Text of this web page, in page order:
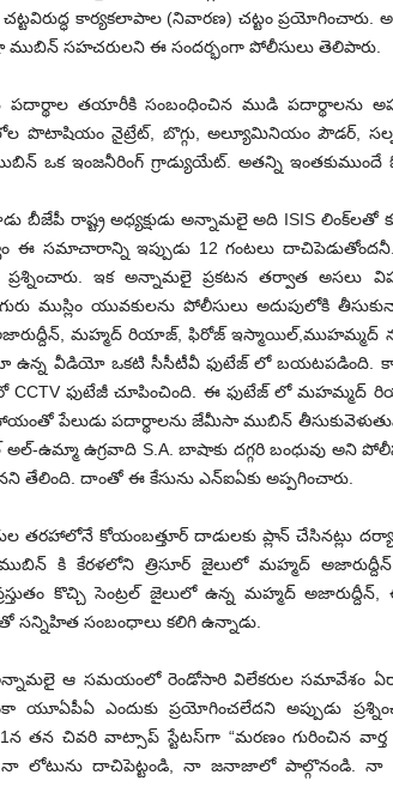
చట్టవిరుద్ధ కార్యకలాపాల (నివారణ) చట్టం ప్రయోగించారు.
సహచరులని ఈ సందర్భంగా పోలీసులు తెలిపారు.
పదార్థాల తయారీకి సంబంధించిన ముడి పదార్థాలను
పొటాషియం నైట్రేట్, బొగ్గు, అల్యూమినియం పౌడర్,
ఒక ఇంజనీరింగ్ గ్రాడ్యుయేట్. అతన్ని ఇంతకుముందే
రాష్ట్ర అధ్యక్షుడు అన్నామలై అది ISIS లింక్‌లతో
ఈ సమాచారాన్ని ఇప్పుడు 12 గంటలు
ఇక అన్నామలై ప్రకటన తర్వాత అసలు
యువకులను పోలీసులు అదుపులోకి
మహ్మద్ రియాజ్, ఫిరోజ్ ఇస్మాయిల్,ముహమ్మద్
ఉన్న వీడియో ఒకటి సీసీటీవీ ఫుటేజ్ లో బయటపడింది.
CCTV ఫుటేజీ చూపించింది. ఈ ఫుటేజ్ లో మహమ్మద్
పేలుడు పదార్థాలను జేమీసా ముబిన్
ఉమ్మా ఉగ్రవాది S.A. బాషాకు దగ్గరి బంధువు అని
తేలింది. దాంతో ఈ కేసును ఎన్ఐఏకు అప్పగించారు.
తరహాలోనే కోయంబత్తూర్ దాడులకు ప్లాన్ చేసినట్లు
కి కేరళలోని త్రిసూర్ జైలులో మహ్మద్
కొచ్చి సెంట్రల్ జైలులో ఉన్న మహ్మద్ అజారుద్దీన్,
సంబంధాలు కలిగి ఉన్నాడు.
అన్నామలై ఆ సమయంలో రెండోసారి విలేకరుల సమావేశం
యూఏపీఏ ఎందుకు ప్రయోగించలేదని అప్పుడు
తన చివరి వాట్సాప్ స్టేటస్‌గా “మరణం గురించిన వార్త
నా లోటును దాచిపెట్టండి, నా జనాజాలో పాల్గొనండి. నా